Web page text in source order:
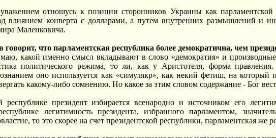
отношусь к позиции сторонников Украины как
влиянием конверта с долларами, а путем внутренних размышлений и
Маленковича.
говорит, что парламентская республика более демократична, чем
какой именно смысл вкладывают в слово «демократия» и
политического режима, то ли, как у Аристотеля, форма
оно используется как «симулякр», как некий фетиш, на который
какому-либо сомнению. Но какое за этим словом содержание - Бог
республике президент избирается всенародно и источником его
легитимность президента, избранного парламентом,
то это скорее на счет президентской республики, парламентская же